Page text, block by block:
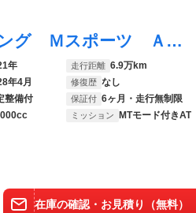
３シリーズ ３２０ｄ ｘＤｒｉｖｅツーリング Ｍスポーツ ＡＣＣ・ドライバーアシスタンス・コンフォートＰＫＧ・茶本革シート・純正ＨＤＤナビ・全周囲カメラ・ＣａｒＰｌａｙ・ハンズフリー電動リアゲート・ＬＥＤライト・純正１８インチＡＷ・コーナーセンサー
年 走行距離 6.9万km
年4月 修復歴 なし
整備付 保証付 6ヶ月・走行無制限
ミッション MTモード付きAT
在庫の確認・お見積り（無料）